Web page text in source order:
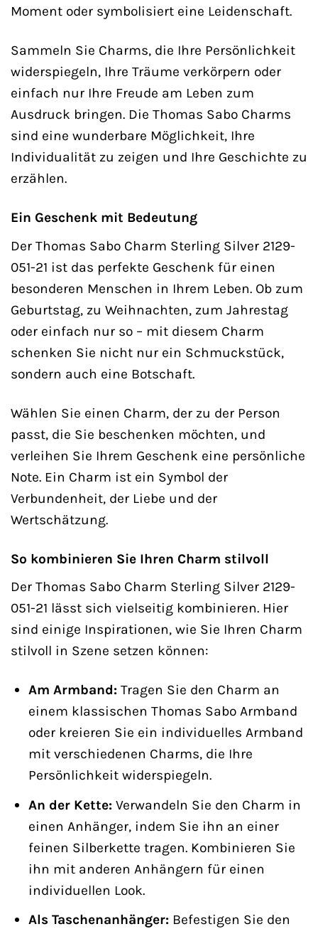
Moment oder symbolisiert eine Leidenschaft.
Sammeln Sie Charms, die Ihre Persönlichkeit
widerspiegeln, Ihre Träume verkörpern oder
einfach nur Ihre Freude am Leben zum
Ausdruck bringen. Die Thomas Sabo Charms
sind eine wunderbare Möglichkeit, Ihre
Individualität zu zeigen und Ihre Geschichte zu
erzählen.
Ein Geschenk mit Bedeutung
Der Thomas Sabo Charm Sterling Silver 2129-
051-21 ist das perfekte Geschenk für einen
besonderen Menschen in Ihrem Leben. Ob zum
Geburtstag, zu Weihnachten, zum Jahrestag
oder einfach nur so – mit diesem Charm
schenken Sie nicht nur ein Schmuckstück,
sondern auch eine Botschaft.
Wählen Sie einen Charm, der zu der Person
passt, die Sie beschenken möchten, und
verleihen Sie Ihrem Geschenk eine persönliche
Note. Ein Charm ist ein Symbol der
Verbundenheit, der Liebe und der
Wertschätzung.
So kombinieren Sie Ihren Charm stilvoll
Der Thomas Sabo Charm Sterling Silver 2129-
051-21 lässt sich vielseitig kombinieren. Hier
sind einige Inspirationen, wie Sie Ihren Charm
stilvoll in Szene setzen können:
Am Armband:Tragen Sie den Charm an
einem klassischen Thomas Sabo Armband
oder kreieren Sie ein individuelles Armband
mit verschiedenen Charms, die Ihre
Persönlichkeit widerspiegeln.
An der Kette:Verwandeln Sie den Charm in
einen Anhänger, indem Sie ihn an einer
feinen Silberkette tragen. Kombinieren Sie
ihn mit anderen Anhängern für einen
individuellen Look.
Als Taschenanhänger:Befestigen Sie den